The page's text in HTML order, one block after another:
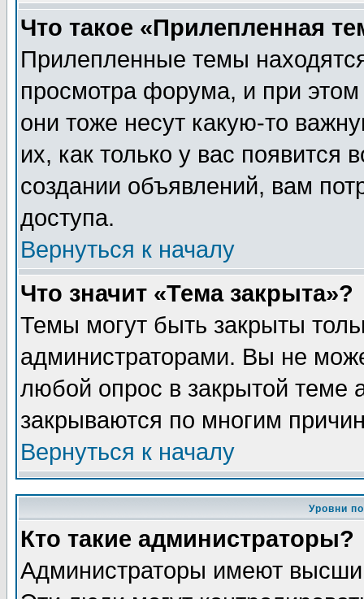
Что такое «Прилепленная
Прилепленные темы
просмотра форума, и при
они тоже несут какую-то
их, как только у вас появится
создании объявлений, вам
доступа.
Вернуться к началу
Что значит «Тема закрыта»?
Темы могут быть закрыты
администраторами. Вы не
любой опрос в закрытой теме
закрываются по многим
Вернуться к началу
Уровни
Кто такие администраторы?
Администраторы имеют